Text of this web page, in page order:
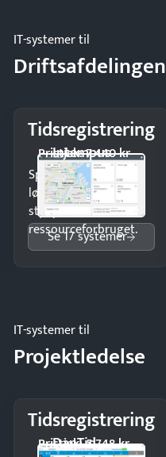
IT-systemer til
Driftsafdelingen
Tidsregistrering
Intempus
Pristjek: 7.440 kr
Spar tid på
lønberegning og få
styr på
ressourceforbruget.
Se 17 systemer
IT-systemer til
Projektledelse
Tidsregistrering
DanTid
Pristjek: 5.748 kr